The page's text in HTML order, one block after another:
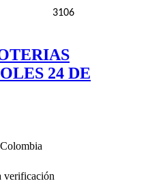
3106
24 DE
verificación